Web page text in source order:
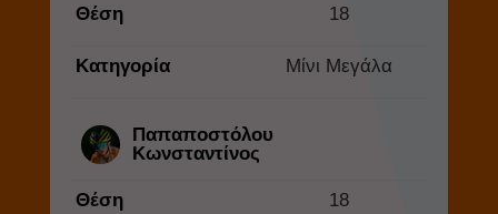
Θέση 18
Κατηγορία Μίνι Μεγάλα
Παπαποστόλου
Κωνσταντίνος
Θέση 18